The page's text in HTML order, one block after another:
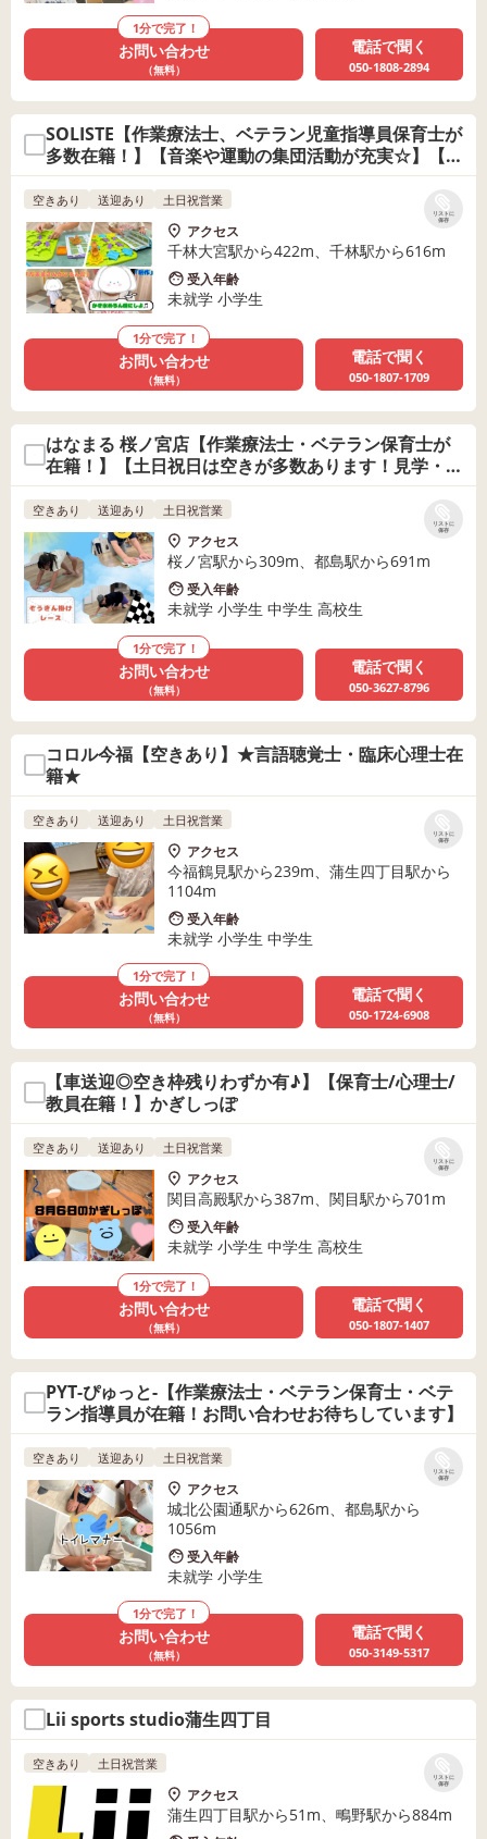
1分で完了！
お問い合わせ
（無料）
電話で聞く
050-1808-2894
SOLISTE【作業療法士、ベテラン児童指導員保育士が
多数在籍！】【音楽や運動の集団活動が充実☆】【残
席わずかです★】
リストに
保存
空きあり 送迎あり 土日祝営業
アクセス
千林大宮駅から422m、千林駅から616m
受入年齢
未就学 小学生
1分で完了！
お問い合わせ
（無料）
電話で聞く
050-1807-1709
はなまる 桜ノ宮店【作業療法士・ベテラン保育士が
在籍！】【土日祝日は空きが多数あります！見学・体
験受付中♪】
リストに
保存
空きあり 送迎あり 土日祝営業
アクセス
桜ノ宮駅から309m、都島駅から691m
受入年齢
未就学 小学生 中学生 高校生
1分で完了！
お問い合わせ
（無料）
電話で聞く
050-3627-8796
コロル今福【空きあり】★言語聴覚士・臨床心理士在
籍★
リストに
保存
空きあり 送迎あり 土日祝営業
アクセス
今福鶴見駅から239m、蒲生四丁目駅から
1104m
受入年齢
未就学 小学生 中学生
1分で完了！
お問い合わせ
（無料）
電話で聞く
050-1724-6908
【車送迎◎空き枠残りわずか有♪】【保育士/心理士/
教員在籍！】かぎしっぽ
リストに
保存
空きあり 送迎あり 土日祝営業
アクセス
関目高殿駅から387m、関目駅から701m
受入年齢
未就学 小学生 中学生 高校生
1分で完了！
お問い合わせ
（無料）
電話で聞く
050-1807-1407
PYT-ぴゅっと-【作業療法士・ベテラン保育士・ベテ
ラン指導員が在籍！お問い合わせお待ちしています】
リストに
保存
空きあり 送迎あり 土日祝営業
アクセス
城北公園通駅から626m、都島駅から
1056m
受入年齢
未就学 小学生
1分で完了！
お問い合わせ
（無料）
電話で聞く
050-3149-5317
Lii sports studio蒲生四丁目
リストに
保存
空きあり 土日祝営業
アクセス
蒲生四丁目駅から51m、鴫野駅から884m